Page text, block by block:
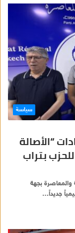
سياسة
“الأصالة
بتراب
والمعاصرة بجهة